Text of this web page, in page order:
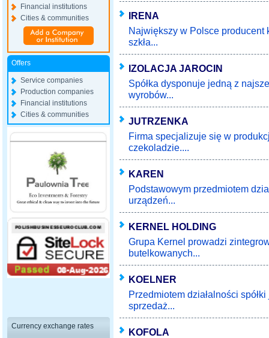
Financial institutions
Cities & communities
Offers
Service companies
Production companies
Financial institutions
Cities & communities
Currency exchange rates
IRENA
Największy w Polsce producent
szkła...
IZOLACJA JAROCIN
Spółka dysponuje jedną z
wyrobów...
JUTRZENKA
Firma specjalizuje się w
czekoladzie....
KAREN
Podstawowym przedmiotem
urządzeń...
KERNEL HOLDING
Grupa Kernel prowadzi
butelkowanych...
KOELNER
Przedmiotem działalności
sprzedaż...
KOFOLA